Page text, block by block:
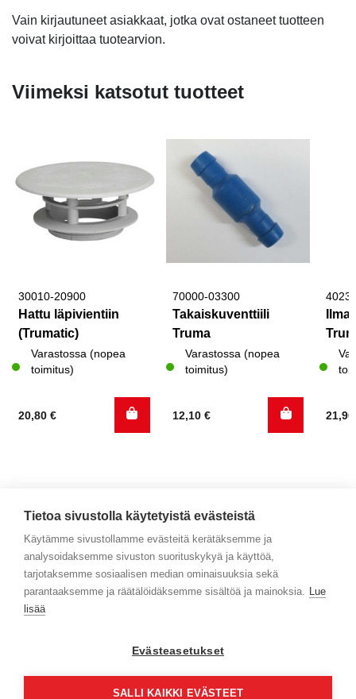
Vain kirjautuneet asiakkaat, jotka ovat ostaneet tuotteen
voivat kirjoittaa tuotearvion.
Viimeksi katsotut tuotteet
30010-20900
Hattu läpivientiin
(Trumatic)
Varastossa (nopea
toimitus)
20,80 €
70000-03300
Takaiskuventtiili
Truma
Varastossa (nopea
toimitus)
12,10 €
Yhteystiedot
Selaa tuotteita
Maksa turvallisesti
Tietoa sivustolla käytetyistä evästeistä
Käytämme sivustollamme evästeitä kerätäksemme ja
analysoidaksemme sivuston suorituskykyä ja käyttöä,
tarjotaksemme sosiaalisen median ominaisuuksia sekä
parantaaksemme ja räätälöidäksemme sisältöä ja mainoksia. Lue
lisää
Evästeasetukset
SALLI KAIKKI EVÄSTEET